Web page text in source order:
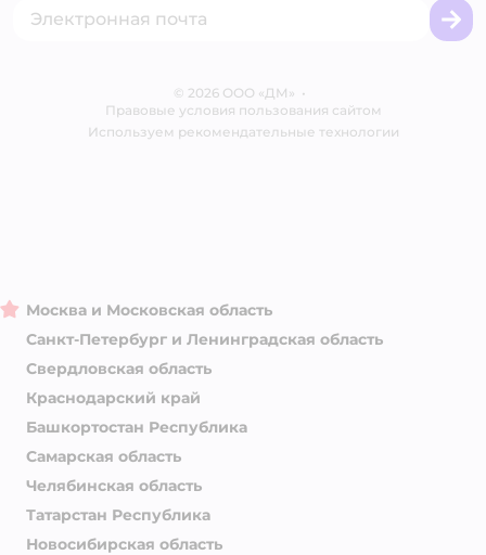
Блог
Корм для собак
© 2026 ООО «ДМ» •
Правовые условия пользования сайтом
Используем рекомендательные технологии
Москва и Московская область
Санкт-Петербург и Ленинградская область
Свердловская область
Краснодарский край
Башкортостан Республика
Самарская область
Челябинская область
Татарстан Республика
Новосибирская область